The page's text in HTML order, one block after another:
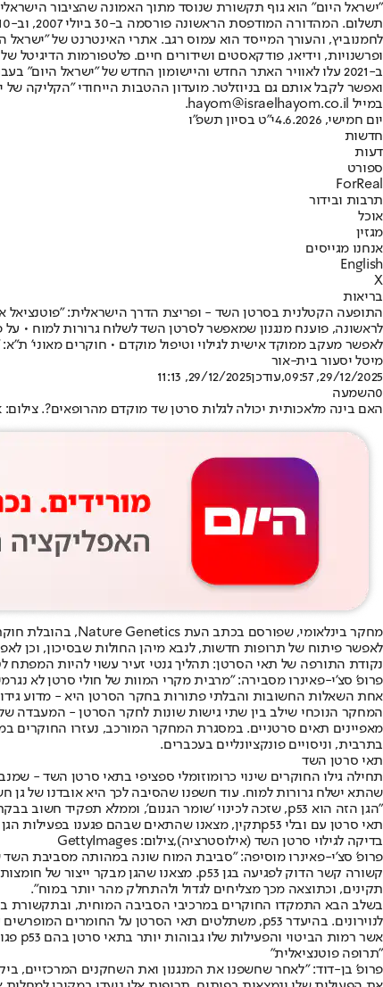
"ישראל היום" הוא גוף תקשורת שנוסד מתוך האמונה שהציבור הישראלי
ופרשנויות, וידיאו, פודקאסטים ושידורים חיים. פלטפורמות הדיגיטל
ב-2021 עלו לאוויר האתר החדש והיישומון החדש של "ישראל
ואפשר לקבל אותם גם בניוזלטר. מועדון ההטבות הייחודי "הקליקה
במייל hayom@israelhayom.co.il.
יום חמישי, 4.6.2026
י"ט בסיון תשפ"ו
חדשות
דעות
ספורט
ForReal
תרבות ובידור
אוכל
מגזין
אנחנו מגייסים
English
X
בריאות
התופעה הקטלנית בסרטן השד - ופריצת הדרך הישראלית: "פוטנציאל
לראשונה, פוענח מנגנון שמאפשר לסרטן השד לשלוח גרורות למוח •
לאפשר מעקב ממוקד אישית לגילוי וטיפול מוקדם • חוקרים מאוני'
מיטל יסעור בית-אור
29/12/2025, 09:57
,עודכן29/12/2025, 11:13
0השמעה
האם בינה מלאכותית יכולה לגלות סרטן שד מוקדם מהרופאים?. צילום: wedmoments.stock, באמצעות שאטרסטוק
מחקר בינלאומי, שפורסם בכתב העת Nature Genetics, בהובלת חוקרים מאוניברסיטת ת"א, חשף מנגנון שמאפשר ל
לאפשר פיתוח של תרופות חדשות, לנבא מיהן החולות שבסיכון, וכן
נקודת התורפה של תאי הסרטן: תהליך גנטי זעיר עשוי להיות המפתח
פרופ' סצ'י-פאינרו מסבירה: "מרבית מקרי המוות של חולי סרטן לא
אחת השאלות החשובות והבלתי פתורות בחקר הסרטן היא - מדוע
המחקר הנוכחי שילב בין שתי גישות שונות לחקר הסרטן - המעבדה
מאפיינים תאים סרטניים. במסגרת המחקר המורכב, נעזרו החוקרים
בתרבית, וניסויים פונקציונליים בעכברים.
תאי סרטן השד
שהתא ישלח גרורות למוח. עוד חשפנו שהסיבה לכך היא אובדנו של גן
תאי סרטן עם ובלי p53תקין, מצאנו שהתאים שבהם פגענו בפעילות הגן שגשגו הרבה יותר. ביקשנו לברר מהו המנגנון שגורם לכך".
בדיקה לגילוי סרטן השד (אילוסטרציה),צילום: GettyImages
פרופ' סצ'י-פאינרו מוסיפה: "סביבת המוח שונה במהותה מסביבת השד
תקינים, וכתוצאה מכך מצליחים לגדול ולהתחלק מהר יותר במוח".
אשר רמות הביטוי והפעילות שלו גבוהות יותר בתאי סרטן בהם p53 פגוע או חסר.
"תרופה פוטנציאלית"